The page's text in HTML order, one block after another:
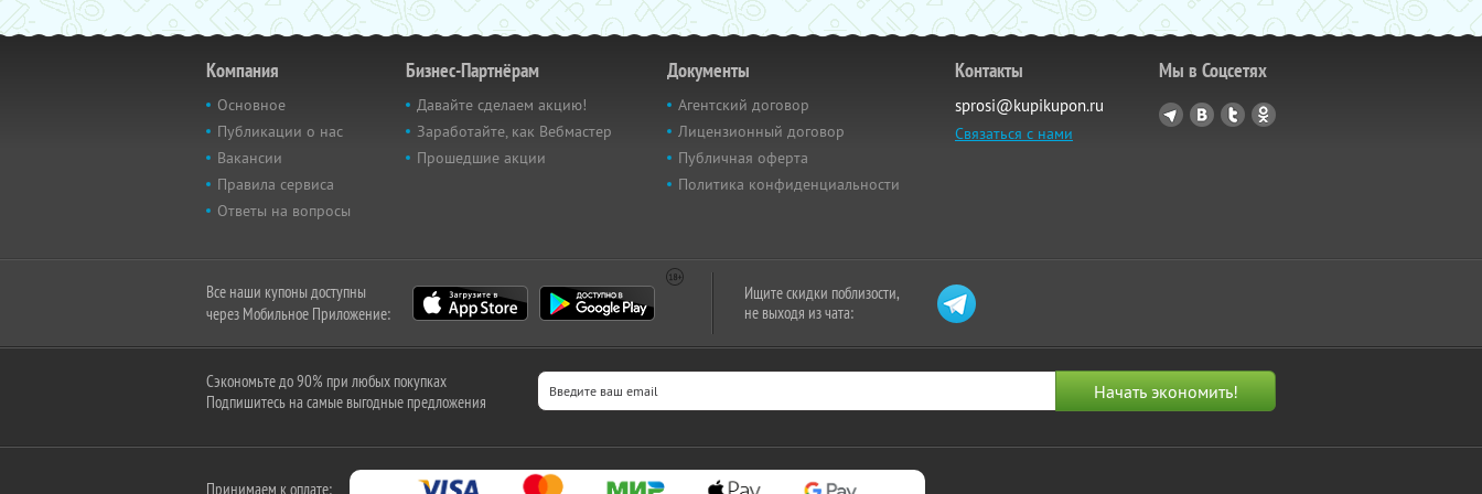
Компания
Основное
Публикации о нас
Вакансии
Правила сервиса
Ответы на вопросы
Бизнес-Партнёрам
Давайте сделаем акцию!
Заработайте, как Вебмастер
Прошедшие акции
Документы
Агентский договор
Лицензионный договор
Публичная оферта
Политика конфиденциальности
Контакты
sprosi@kupikupon.ru
Связаться с нами
Мы в Соцсетях
Все наши купоны доступны
через Мобильное Приложение:
Ищите скидки поблизости,
не выходя из чата:
Сэкономьте до 90% при любых покупках
Подпишитесь на самые выгодные предложения
Принимаем к оплате: